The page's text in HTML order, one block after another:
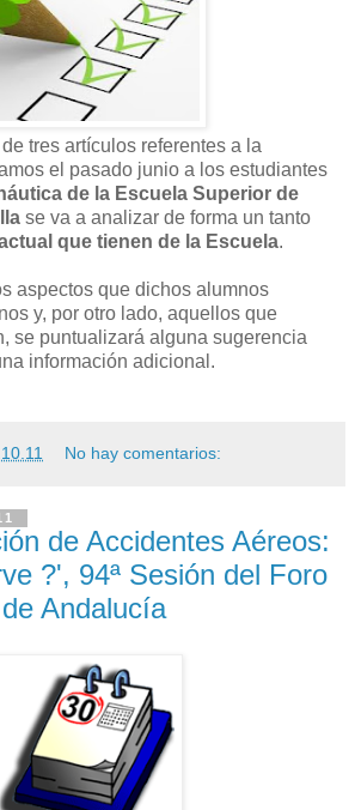
tres artículos referentes a la
el pasado junio a los estudiantes
de la Escuela Superior de
se va a analizar de forma un tanto
que tienen de la Escuela.
aspectos que dichos alumnos
y, por otro lado, aquellos que
se puntualizará alguna sugerencia
información adicional.
No hay comentarios:
de Accidentes Aéreos:
?', 94ª Sesión del Foro
Andalucía